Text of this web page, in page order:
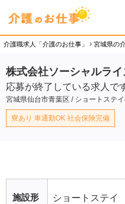
介護職求人「介護のお仕事」 宮城県の
株式会社ソーシャルラ
応募が終了している求人で
宮城県仙台市青葉区 / ショートステ
寮あり 車通勤OK 社会保険完備
施設形
ショートステイ